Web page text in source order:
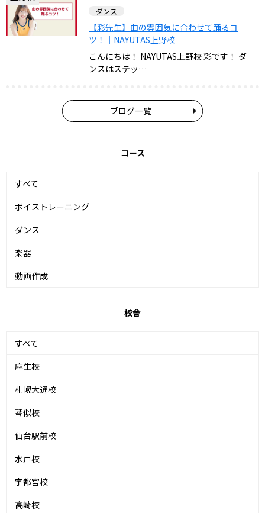
ダンス
【彩先生】曲の雰囲気に合わせて踊るコ
ツ！｜NAYUTAS上野校
こんにちは！ NAYUTAS上野校 彩です！ ダ
ンスはステッ…
ブログ一覧
コース
すべて
ボイストレーニング
ダンス
楽器
動画作成
校舎
すべて
麻生校
札幌大通校
琴似校
仙台駅前校
水戸校
宇都宮校
高崎校